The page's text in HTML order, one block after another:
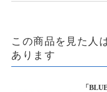
この商品を見た人
あります
「